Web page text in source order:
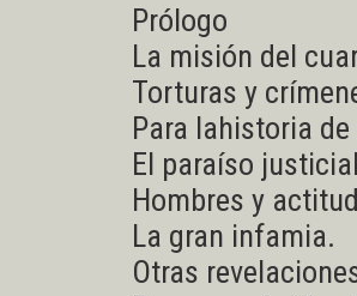
Prólogo
La misión del
Torturas y
Para lahistoria
El paraíso
Hombres y
La gran infamia.
Otras